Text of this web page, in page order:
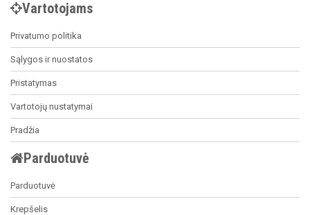
Vartotojams
Privatumo politika
Sąlygos ir nuostatos
Pristatymas
Vartotojų nustatymai
Pradžia
Parduotuvė
Parduotuvė
Krepšelis